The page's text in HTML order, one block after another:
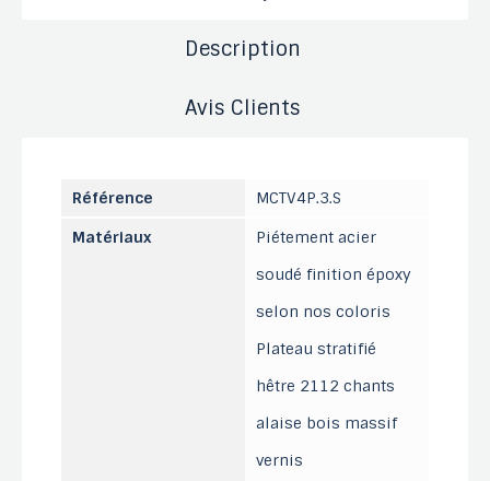
Description
Avis Clients
Référence
MCTV4P.3.S
Matériaux
Piétement acier
soudé finition époxy
selon nos coloris
Plateau stratifié
hêtre 2112 chants
alaise bois massif
vernis